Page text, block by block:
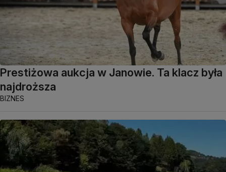
Prestiżowa aukcja w Janowie. Ta klacz była
najdroższa
BIZNES